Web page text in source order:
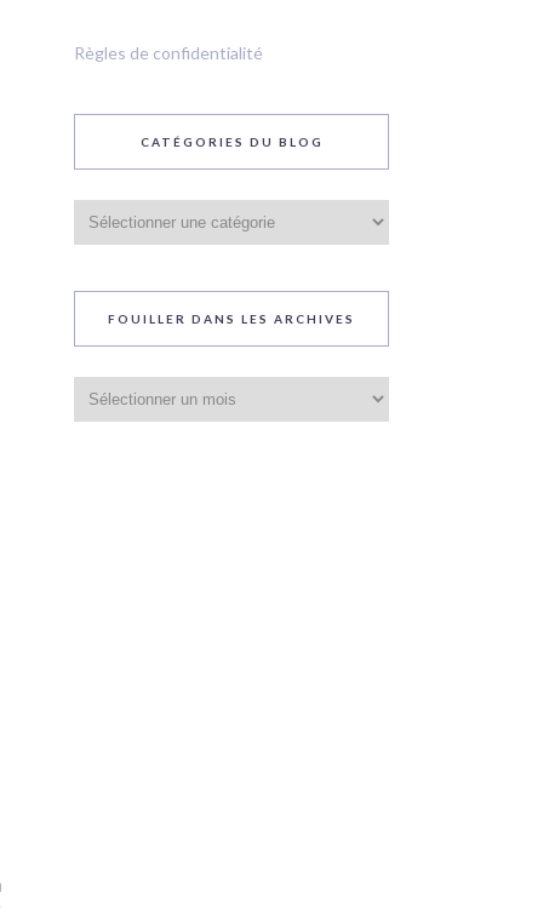
Règles de confidentialité
CATÉGORIES DU BLOG
du
blog
FOUILLER DANS LES ARCHIVES
dans
les